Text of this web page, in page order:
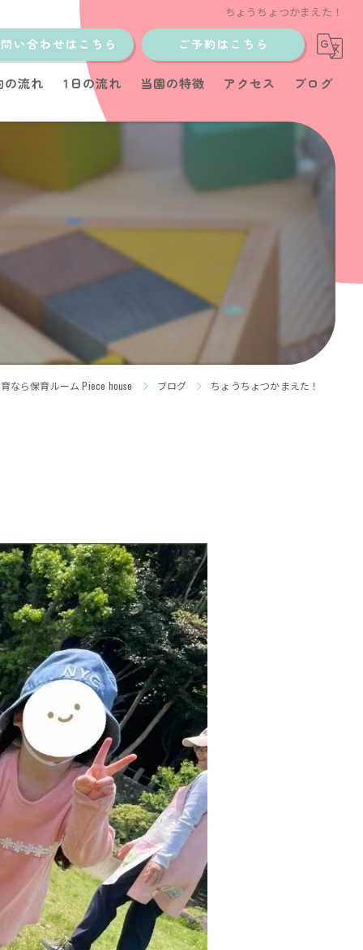
ちょうちょつかまえた！
い合わせはこちら ご予約はこちら
の流れ 1日の流れ 当園の特徴
育児サポート
アクセス ブログ
なら保育ルーム Piece house ブログ ちょうちょつかまえた！